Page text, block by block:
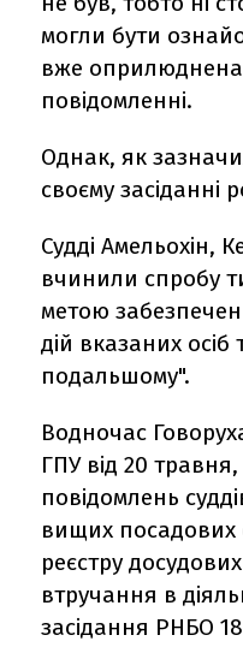
могли бути
вже оприлюднена
повідомленні.
Однак, як
своєму засіданні
Судді Амельохін,
вчинили спробу
метою
дій вказаних
подальшому".
Водночас
ГПУ від 20
повідомлень
вищих посадових
реєстру
втручання в
засідання РНБО